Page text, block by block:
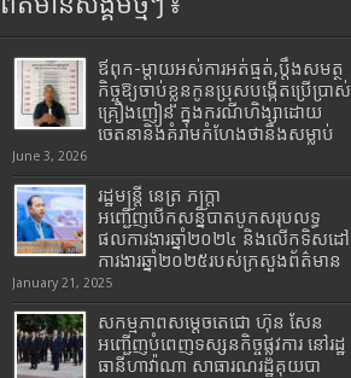
ឪពុក-ម្ដាយអស់ការអត់ធ្មត់,ប្ដឹងសមត្ថ
កិច្ចឱ្យចាប់ខ្លួនកូនប្រុសបង្កើតប្រើប្រាស់
គ្រឿងញៀន ក្នុងករណីហិង្សាដោយ
ចេតនានិងគំរាមកំហែងថានឹងសម្លាប់
June 3, 2026
រដ្ឋមន្រ្តី​ នេត្រ​ ភក្ត្រា​
អញ្ជើញបើកសន្និបាតបូកសរុបលទ្ធ
ផលការងារឆ្នាំ២០២៤ និងលើកទិសដៅ
ការងារឆ្នាំ២០២៥របស់​ក្រសួង​ព័ត៌មាន​
January 21, 2025
សកម្មភាពសម្តេចតេជោ ហ៊ុន សែន
អញ្ជើញបំពេញទស្សនកិច្ចផ្លូវការ នៅរដ្ឋ
ធានីហាវ៉ាណា សាធារណរដ្ឋគុយបា